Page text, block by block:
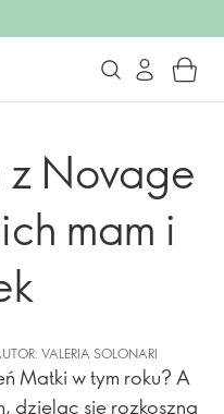
z Novage
mam i
VALERIA SOLONARI
Matki w tym roku? A
dzieląc się rozkoszną